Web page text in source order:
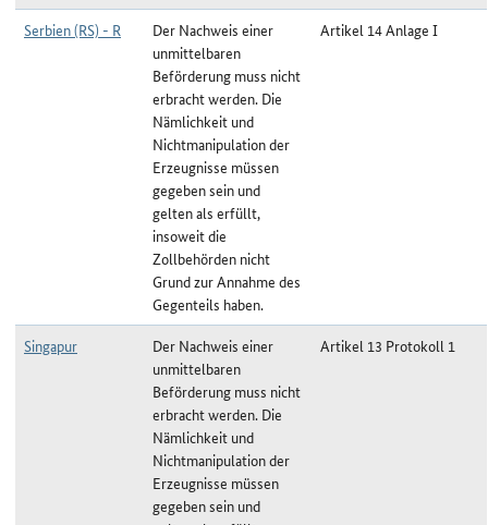
Serbien (RS) - R
Der Nachweis einer
unmittelbaren
Beförderung muss nicht
erbracht werden. Die
Nämlichkeit und
Nichtmanipulation der
Erzeugnisse müssen
gegeben sein und
gelten als erfüllt,
insoweit die
Zollbehörden nicht
Grund zur Annahme des
Gegenteils haben.
Artikel 14 Anlage I
Singapur
Der Nachweis einer
unmittelbaren
Beförderung muss nicht
erbracht werden. Die
Nämlichkeit und
Nichtmanipulation der
Erzeugnisse müssen
gegeben sein und
Artikel 13 Protokoll 1